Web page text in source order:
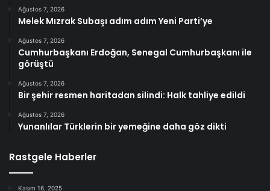
Ağustos 7, 2026
Melek Mızrak Subaşı adım adım Yeni Parti’ye
Ağustos 7, 2026
Cumhurbaşkanı Erdoğan, Senegal Cumhurbaşkanı ile
görüştü
Ağustos 7, 2026
Bir şehir resmen haritadan silindi: Halk tahliye edildi
Ağustos 7, 2026
Yunanlılar Türklerin bir yemeğine daha göz dikti
Rastgele Haberler
Kasım 16, 2025